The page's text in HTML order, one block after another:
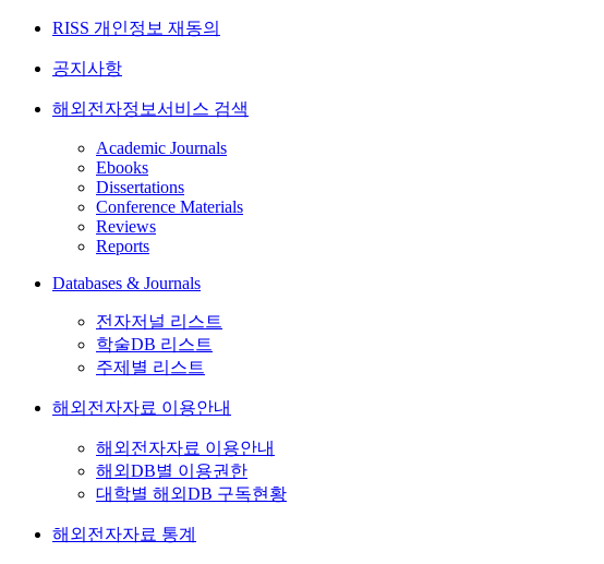
RISS 개인정보 재동의
공지사항
해외전자정보서비스 검색
Academic Journals
Ebooks
Dissertations
Conference Materials
Reviews
Reports
Databases & Journals
전자저널 리스트
학술DB 리스트
주제별 리스트
해외전자자료 이용안내
해외전자자료 이용안내
해외DB별 이용권한
대학별 해외DB 구독현황
해외전자자료 통계